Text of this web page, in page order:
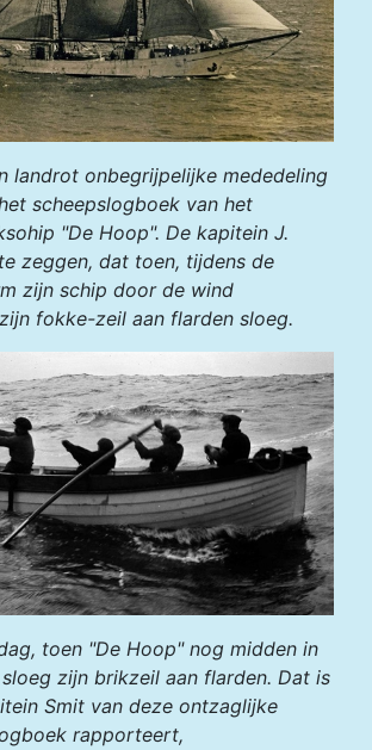
landrot onbegrijpelijke mededeling
scheepslogboek van het
"De Hoop". De kapitein J.
zeggen, dat toen, tijdens de
zijn schip door de wind
fokke-zeil aan flarden sloeg.
toen "De Hoop" nog midden in
zijn brikzeil aan flarden. Dat is
Smit van deze ontzaglijke
rapporteert,